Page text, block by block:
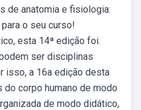
de anatomia e fisiologia:
o seu curso!
esta 14ª edição foi.
ser disciplinas
isso, a 16a edição desta
corpo humano de modo
de modo didático,